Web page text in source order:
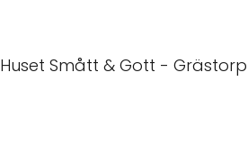
Huset Smått & Gott - Grästorp